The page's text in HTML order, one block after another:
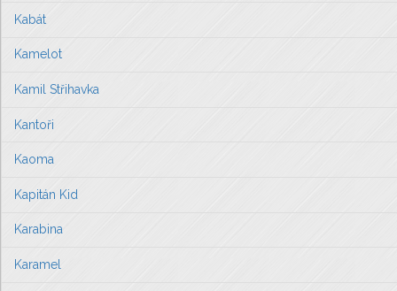
Kabát
Kamelot
Kamil Střihavka
Kantoři
Kaoma
Kapitán Kid
Karabina
Karamel